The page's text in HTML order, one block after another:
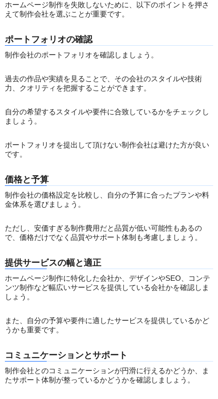
ホームページ制作を失敗しないために、以下のポイントを押さ
えて制作会社を選ぶことが重要です。
ポートフォリオの確認
制作会社のポートフォリオを確認しましょう。
過去の作品や実績を見ることで、その会社のスタイルや技術
力、クオリティを把握することができます。
自分の希望するスタイルや要件に合致しているかをチェックし
ましょう。
ポートフォリオを提出して頂けない制作会社は避けた方が良い
です。
価格と予算
制作会社の価格設定を比較し、自分の予算に合ったプランや料
金体系を選びましょう。
ただし、安価すぎる制作費用だと品質が低い可能性もあるの
で、価格だけでなく品質やサポート体制も考慮しましょう。
提供サービスの幅と適正
ホームページ制作に特化した会社か、デザインやSEO、コンテ
ンツ制作など幅広いサービスを提供している会社かを確認しま
しょう。
また、自分の予算や要件に適したサービスを提供しているかど
うかも重要です。
コミュニケーションとサポート
制作会社とのコミュニケーションが円滑に行えるかどうか、ま
たサポート体制が整っているかどうかを確認しましょう。